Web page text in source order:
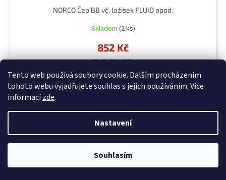
Tento web používá soubory cookie. Dalším procházením
tohoto webu vyjadřujete souhlas s jejich používáním. Více
informacízde.
Nastavení
Souhlasím
NORCO Čep BB vč. ložisek FLUID apod.
Skladem (2 ks)
704,13 Kč bez DPH
852 Kč
DO KOŠÍKU
Akce